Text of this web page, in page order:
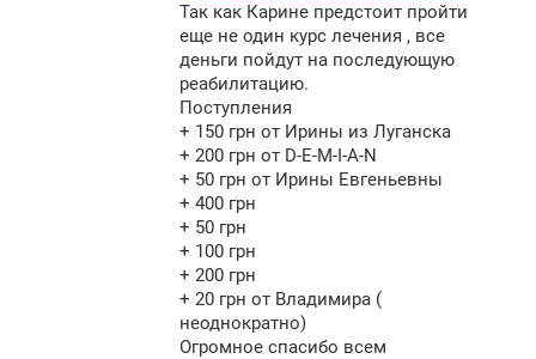
Так как Карине предстоит пройти
еще не один курс лечения , все
деньги пойдут на последующую
реабилитацию.
Поступления
+ 150 грн от Ирины из Луганска
+ 200 грн от D-E-M-I-A-N
+ 50 грн от Ирины Евгеньевны
+ 400 грн
+ 50 грн
+ 100 грн
+ 200 грн
+ 20 грн от Владимира (
неоднократно)
Огромное спасибо всем